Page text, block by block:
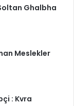
Ghalbha
Meslekler
: Kvra